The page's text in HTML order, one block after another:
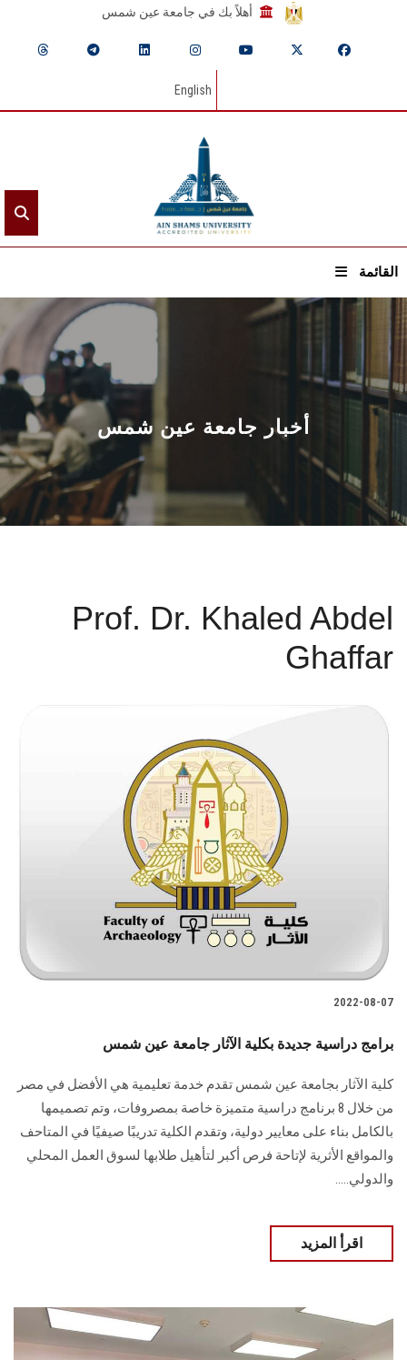
أهلاً بك في جامعة عين شمس
English
القائمة
الرئيسيـة
عن الجامعة
القطاعـات
الشئون الأكاديمية
البحث العلمي
المراكز والوحدات
الخريجين
سجل الان
أخبار جامعة عين شمس
Prof. Dr. Khaled Abdel
Ghaffar
2022-08-07
برامج دراسية جديدة بكلية الآثار جامعة عين شمس
كلية الآثار بجامعة عين شمس تقدم خدمة تعليمية هي الأفضل في مصر
من خلال 8 برنامج دراسية متميزة خاصة بمصروفات، وتم تصميمها
بالكامل بناء على معايير دولية، وتقدم الكلية تدريبًا صيفيًا في المتاحف
والمواقع الأثرية لإتاحة فرص أكبر لتأهيل طلابها لسوق العمل المحلي
والدولي.....
اقرأ المزيد